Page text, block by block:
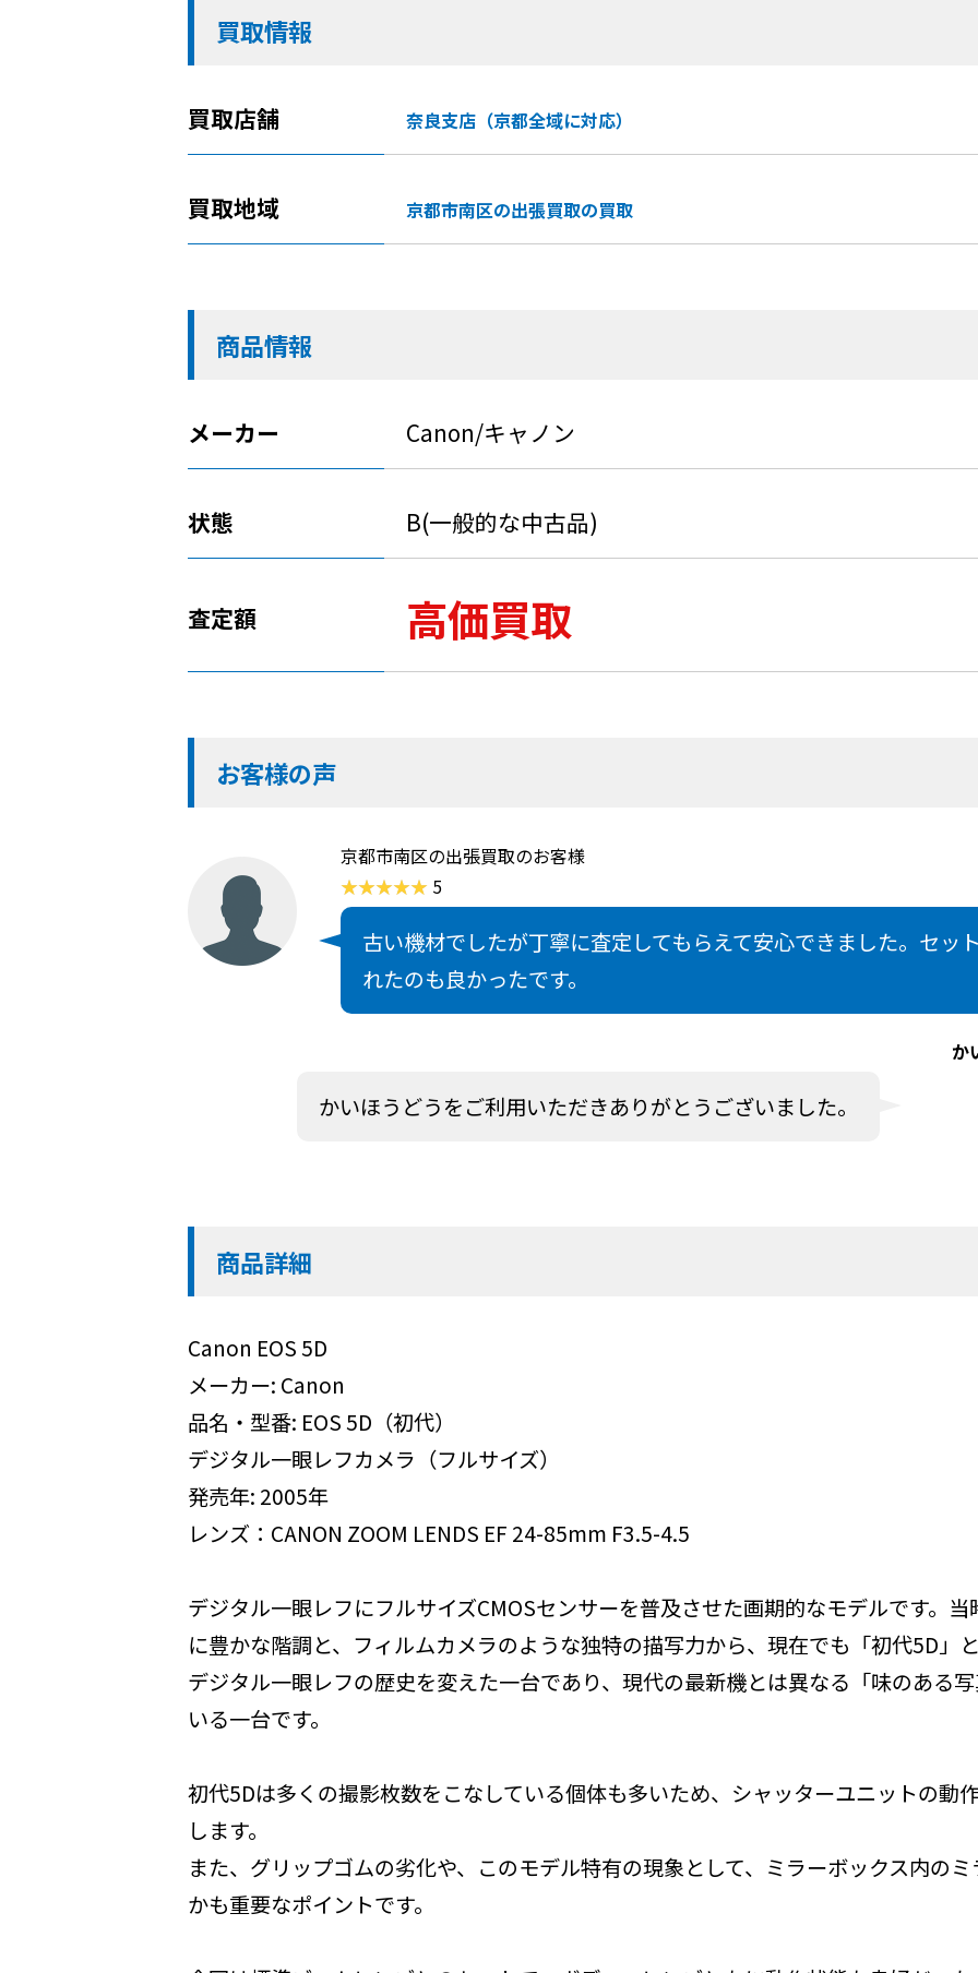
買取情報
買取店舗 奈良支店（京都全域に対応）
買取地域 京都市南区の出張買取の買取
商品情報
メーカー Canon/キャノン
状態 B(一般的な中古品)
査定額 高価買取
お客様の声
京都市南区の出張買取のお客様
5
古い機材でしたが丁寧に査定してもらえて安心できました。セッ
れたのも良かったです。
か
かいほうどうをご利用いただきありがとうございました。
商品詳細
Canon EOS 5D
メーカー: Canon
品名・型番: EOS 5D（初代）
デジタル一眼レフカメラ（フルサイズ）
発売年: 2005年
レンズ：CANON ZOOM LENDS EF 24-85mm F3.5-4.5
デジタル一眼レフにフルサイズCMOSセンサーを普及させた画期的なモデルです。
に豊かな階調と、フィルムカメラのような独特の描写力から、現在でも「初代5D」
デジタル一眼レフの歴史を変えた一台であり、現代の最新機とは異なる「味のある
いる一台です。
初代5Dは多くの撮影枚数をこなしている個体も多いため、シャッターユニットの動
します。
また、グリップゴムの劣化や、このモデル特有の現象として、ミラーボックス内の
かも重要なポイントです。